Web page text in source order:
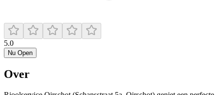
5.0
Nu Open
Over